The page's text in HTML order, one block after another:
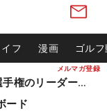
メルマガ登録
イフ 漫画 ゴル
松山英樹ら出場 ウィンダム選手権のリーダーボード
ード